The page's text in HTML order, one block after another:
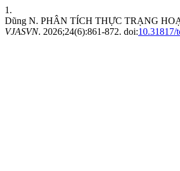
1.
Dũng N. PHÂN TÍCH THỰC TRẠNG
VJASVN. 2026;24(6):861-872. doi:10.31817/